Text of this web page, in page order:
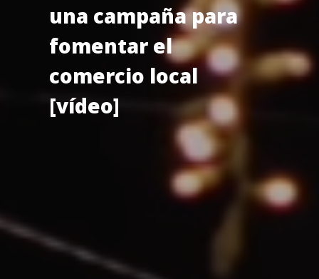
una campaña para
fomentar el
comercio local
[vídeo]